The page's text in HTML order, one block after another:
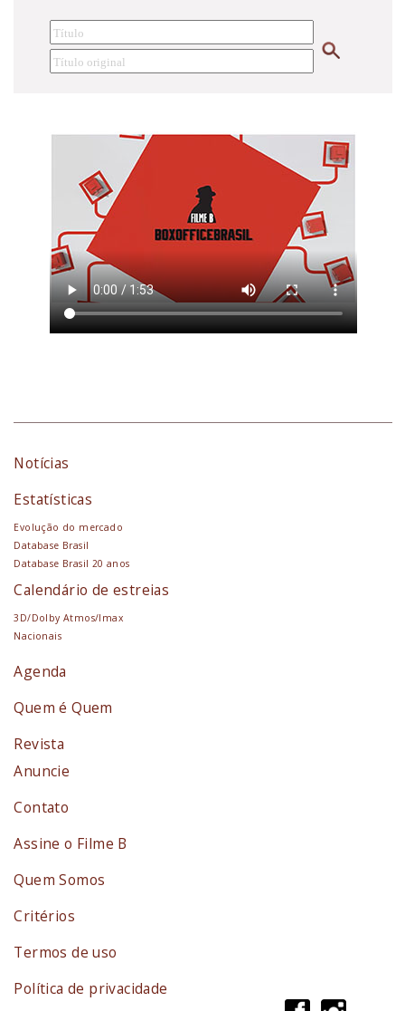
Notícias
Estatísticas
Evolução do mercado
Database Brasil
Database Brasil 20 anos
Calendário de estreias
3D/Dolby Atmos/Imax
Nacionais
Agenda
Quem é Quem
Revista
Anuncie
Contato
Assine o Filme B
Quem Somos
Critérios
Termos de uso
Política de privacidade